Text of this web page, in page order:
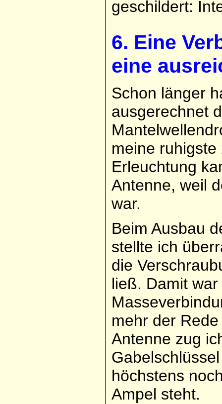
geschildert:
6. Eine
eine
Schon länger
ausgerechnet
meine
Erleuchtung
Antenne, weil
war.
Beim Ausbau
stellte ich
die
ließ. Damit
mehr der
Antenne zug
höchstens
Ampel steht.